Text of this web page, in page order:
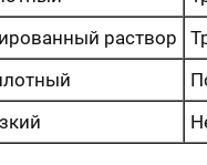
раствор